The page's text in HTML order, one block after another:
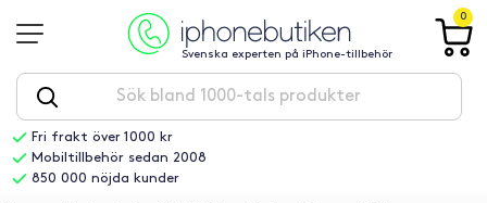
Svenska experten på iPhone-tillbehör
0
Fri frakt över 1000 kr
Mobiltillbehör sedan 2008
850 000 nöjda kunder